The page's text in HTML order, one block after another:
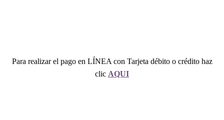
Para realizar el pago en LÍNEA con Tarjeta débito o crédito haz
clic AQUI